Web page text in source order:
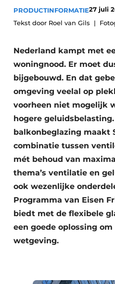
Privacy / Cookie
Vacatures
Video’s
PRODUCTINFORMATIE27 juli
Tekst door Roel van Gils
Nederland kampt met
woningnood. Er moet
bijgebouwd. En dat
omgeving veelal op
voorheen niet mogelijk
hogere
balkonbeglazing maakt
combinatie tussen
mét behoud van
thema’s ventilatie en
ook wezenlijke
Programma van Eisen
biedt met de flexibele
een goede oplossing
wetgeving.